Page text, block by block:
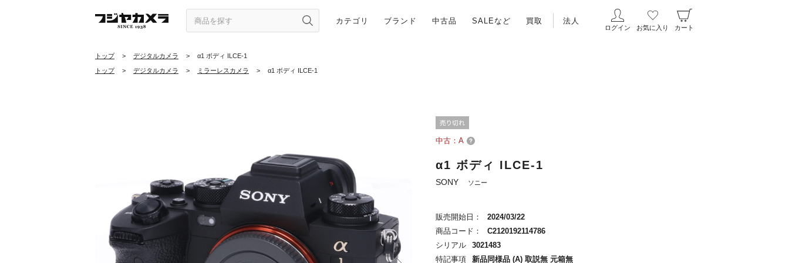
カテゴリ ブランド 中古品 SALEなど 買取 法人
ログイン お気に入り カート
トップ > デジタルカメラ > α1 ボディ ILCE-1
トップ > デジタルカメラ > ミラーレスカメラ > α1 ボディ ILCE-1
中古：A
α1 ボディ ILCE-1
SONY ソニー
商品コード： C2120192114786
販売開始日： 2024/03/22
シリアル
3021483
特記事項
新品同様品 (A) 取説無 元箱無